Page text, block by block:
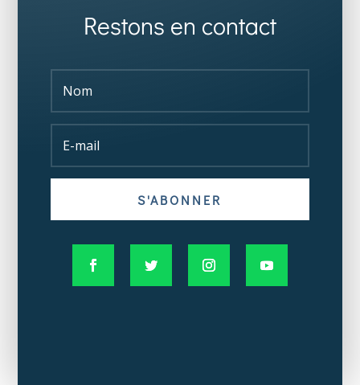
Restons en contact
S'ABONNER